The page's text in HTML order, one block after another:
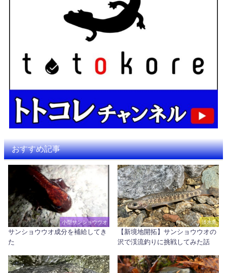
おすすめ記事
小型サンショウウオ
サンショウウオ成分を補給してき
た
淡水魚
【新境地開拓】サンショウウオの
沢で渓流釣りに挑戦してみた話